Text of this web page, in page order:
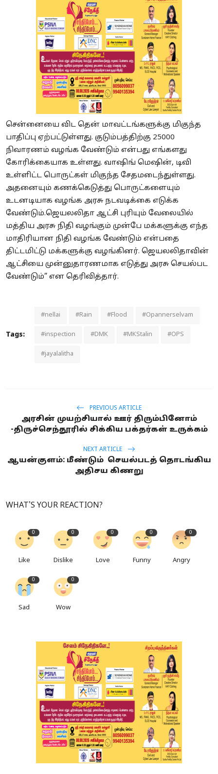
சென்னையை விட தென் மாவட்டங்களுக்கு மிகுந்த
பாதிப்பு ஏற்பட்டுள்ளது. குடும்பத்திற்கு 25000
நிவாரணம் வழங்க வேண்டும் என்பது எங்களது
கோரிக்கையாக உள்ளது. வாஷிங் மெஷின், டிவி
உள்ளிட்ட பொருட்கள் மிகுந்த சேதமடைந்துள்ளது.
அதனையும் கணக்கெடுத்து பொருட்களையும்
உடனடியாக வழங்க அரசு நடவடிக்கை எடுக்க
வேண்டும்.ஜெயலலிதா ஆட்சி புரியும் வேலையில்
மத்திய அரசு நிதி வழங்கும் முன்பே மக்களுக்கு எந்த
மாதிரியான நிதி வழங்க வேண்டும் என்பதை
திட்டமிட்டு மக்களுக்கு வழங்கினர். ஜெயலலிதாவின்
ஆட்சியை முன்னுதாரணமாக எடுத்து அரசு செயல்பட
வேண்டும்” என தெரிவித்தார்.
Tags:
#nellai #Rain #Flood #Opannerselvam
#inspection #DMK #MKStalin #OPS
#jayalalitha
PREVIOUS ARTICLE
அரசின் முயற்சியால் ஊர் திரும்பினோம்
-திருச்செந்தூரில் சிக்கிய பக்தர்கள் உருக்கம்
NEXT ARTICLE
ஆயன்குளம்: மீண்டும் செயல்படத் தொடங்கிய
அதிசய கிணறு
WHAT'S YOUR REACTION?
0
Like
0
Dislike
0
Love
0
Funny
0
Angry
0
Sad
0
Wow